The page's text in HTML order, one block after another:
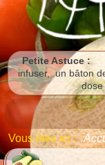
Petite Astuce :
infuser, un bâton
Vous êtes ici :